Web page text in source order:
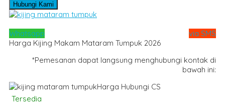
Hubungi Kami
Whatsapp
via SMS
Harga Kijing Makam Mataram Tumpuk 2026
*Pemesanan dapat langsung menghubungi kontak di
bawah ini:
Harga Hubungi CS
Tersedia